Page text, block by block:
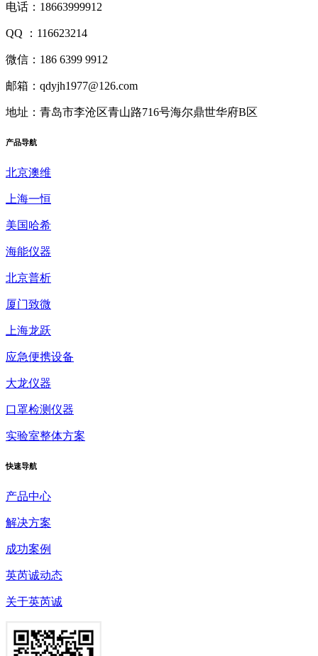
电话：18663999912
QQ ：116623214
微信：186 6399 9912
邮箱：qdyjh1977@126.com
地址：青岛市李沧区青山路716号海尔鼎世华府B区
产品导航
北京澳维
上海一恒
美国哈希
海能仪器
北京普析
厦门致微
上海龙跃
应急便携设备
大龙仪器
口罩检测仪器
实验室整体方案
快速导航
产品中心
解决方案
成功案例
英芮诚动态
关于英芮诚